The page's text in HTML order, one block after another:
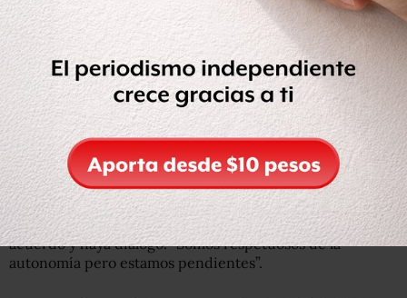
Lee más: Complicidad e ‘intereses’ en la UNAM frenan
denuncias por violencia de género: Tribunal Universitario
“Nada de capuchas, con todo respeto, por qué taparse la
cara. Un luchador social debe dar la cara y no apostar a la
violencia, seguir el ejemplo de Mandela, Gandhi, Luther
King. Se recurre a la fuerza bruta cuando no se tiene la
razón, nada de agresiones”, dijo.
El presidente deseó que los universitarios lleguen a un
acuerdo y haya diálogo. “Somos respetuosos de la
autonomía pero estamos pendientes”.